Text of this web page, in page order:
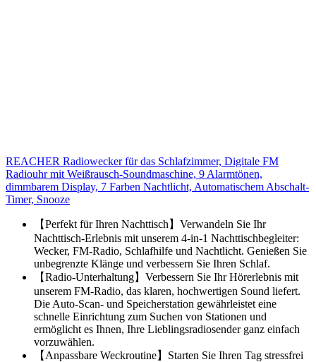
REACHER Radiowecker für das Schlafzimmer, Digitale FM
Radiouhr mit Weißrausch-Soundmaschine, 9 Alarmtönen,
dimmbarem Display, 7 Farben Nachtlicht, Automatischem Abschalt-
Timer, Snooze
【Perfekt für Ihren Nachttisch】Verwandeln Sie Ihr
Nachttisch-Erlebnis mit unserem 4-in-1 Nachttischbegleiter:
Wecker, FM-Radio, Schlafhilfe und Nachtlicht. Genießen Sie
unbegrenzte Klänge und verbessern Sie Ihren Schlaf.
【Radio-Unterhaltung】Verbessern Sie Ihr Hörerlebnis mit
unserem FM-Radio, das klaren, hochwertigen Sound liefert.
Die Auto-Scan- und Speicherstation gewährleistet eine
schnelle Einrichtung zum Suchen von Stationen und
ermöglicht es Ihnen, Ihre Lieblingsradiosender ganz einfach
vorzuwählen.
【Anpassbare Weckroutine】Starten Sie Ihren Tag stressfrei